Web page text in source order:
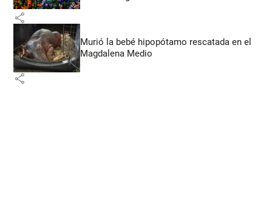
share
Murió la bebé hipopótamo rescatada en el
Magdalena Medio
share